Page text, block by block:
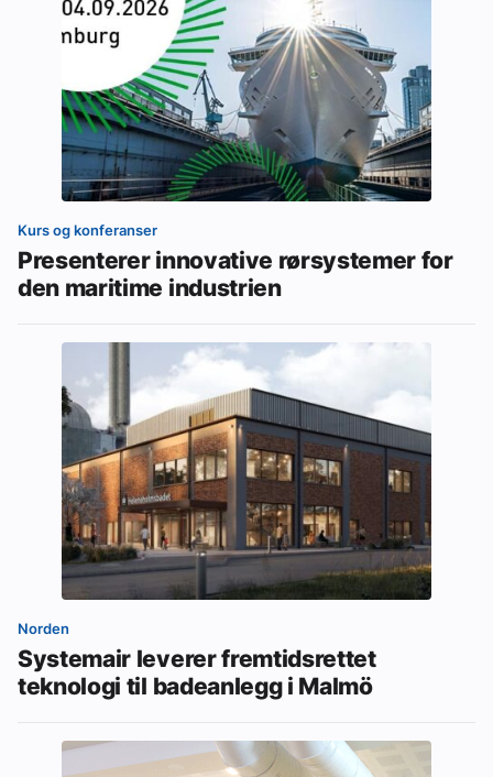
Kurs og konferanser
Presenterer innovative rørsystemer for
den maritime industrien
Norden
Systemair leverer fremtidsrettet
teknologi til badeanlegg i Malmö